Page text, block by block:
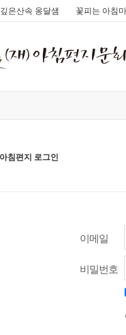
깊은산속 옹달샘 꽃피는 아침
이메일
비밀번호